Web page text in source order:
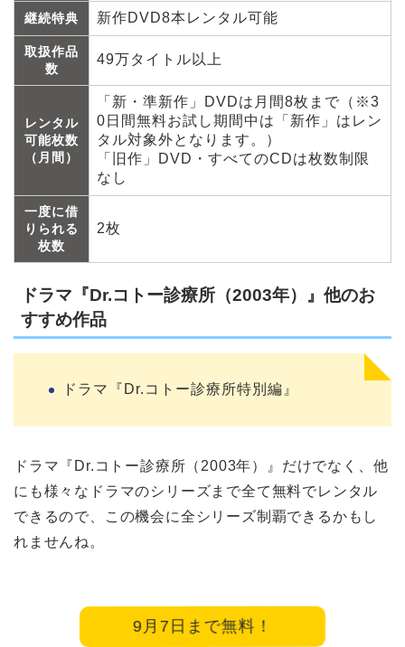
継続特典 新作DVD8本レンタル可能
取扱作品
数
49万タイトル以上
レンタル
可能枚数
（月間）
「新・準新作」DVDは月間8枚まで（※3
0日間無料お試し期間中は「新作」はレン
タル対象外となります。）
「旧作」DVD・すべてのCDは枚数制限
なし
一度に借
りられる
枚数
2枚
ドラマ『Dr.コトー診療所（2003年）』他のお
すすめ作品
ドラマ『Dr.コトー診療所特別編』
ドラマ『Dr.コトー診療所（2003年）』だけでなく、他
にも様々なドラマのシリーズまで全て無料でレンタル
できるので、この機会に全シリーズ制覇できるかもし
れませんね。
9月7日まで無料！